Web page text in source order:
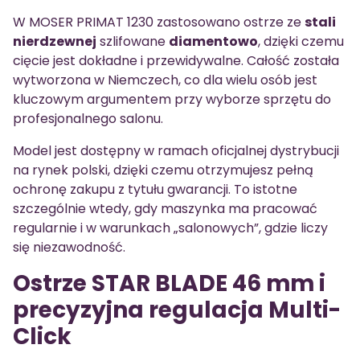
W MOSER PRIMAT 1230 zastosowano ostrze zestali
nierdzewnej szlifowane diamentowo, dzięki czemu
cięcie jest dokładne i przewidywalne. Całość została
wytworzona w Niemczech, co dla wielu osób jest
kluczowym argumentem przy wyborze sprzętu do
profesjonalnego salonu.
Model jest dostępny w ramach oficjalnej dystrybucji
na rynek polski, dzięki czemu otrzymujesz pełną
ochronę zakupu z tytułu gwarancji. To istotne
szczególnie wtedy, gdy maszynka ma pracować
regularnie i w warunkach „salonowych”, gdzie liczy
się niezawodność.
Ostrze STAR BLADE 46 mm i
precyzyjna regulacja Multi-
Click